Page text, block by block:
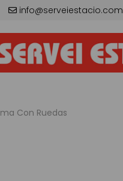
info@serveiestacio.com
Con Ruedas